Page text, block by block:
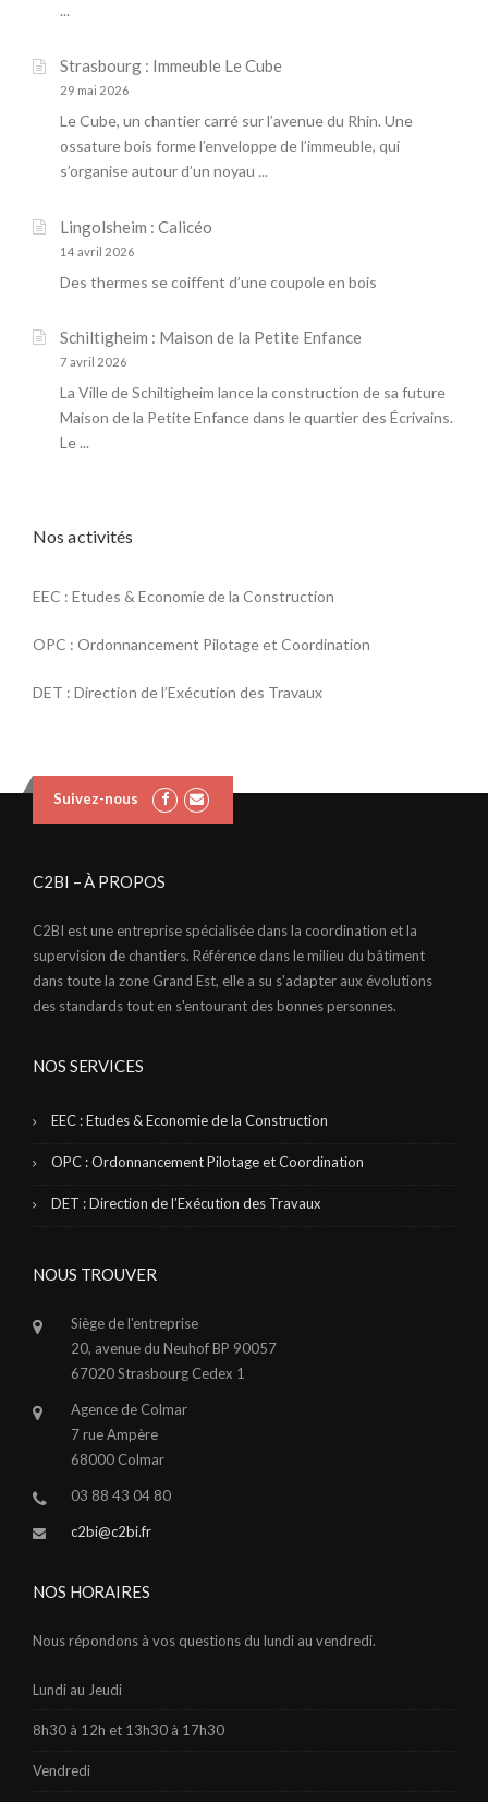
...
Strasbourg : Immeuble Le Cube
29 mai 2026
Le Cube, un chantier carré sur l’avenue du Rhin. Une
ossature bois forme l’enveloppe de l’immeuble, qui
s’organise autour d’un noyau ...
Lingolsheim : Calicéo
14 avril 2026
Des thermes se coiffent d’une coupole en bois
Schiltigheim : Maison de la Petite Enfance
7 avril 2026
La Ville de Schiltigheim lance la construction de sa future
Maison de la Petite Enfance dans le quartier des Écrivains.
Le ...
Nos activités
EEC : Etudes & Economie de la Construction
OPC : Ordonnancement Pilotage et Coordination
DET : Direction de l’Exécution des Travaux
Suivez-nous
C2BI – À PROPOS
C2BI est une entreprise spécialisée dans la coordination et la
supervision de chantiers. Référence dans le milieu du bâtiment
dans toute la zone Grand Est, elle a su s'adapter aux évolutions
des standards tout en s'entourant des bonnes personnes.
NOS SERVICES
EEC : Etudes & Economie de la Construction
OPC : Ordonnancement Pilotage et Coordination
DET : Direction de l’Exécution des Travaux
NOUS TROUVER
Siège de l'entreprise
20, avenue du Neuhof BP 90057
67020 Strasbourg Cedex 1
Agence de Colmar
7 rue Ampère
68000 Colmar
03 88 43 04 80
c2bi@c2bi.fr
NOS HORAIRES
Nous répondons à vos questions du lundi au vendredi.
Lundi au Jeudi
8h30 à 12h et 13h30 à 17h30
Vendredi